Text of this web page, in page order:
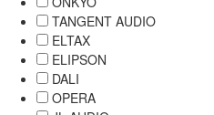
TANGENT AUDIO
ELTAX
ELIPSON
DALI
OPERA